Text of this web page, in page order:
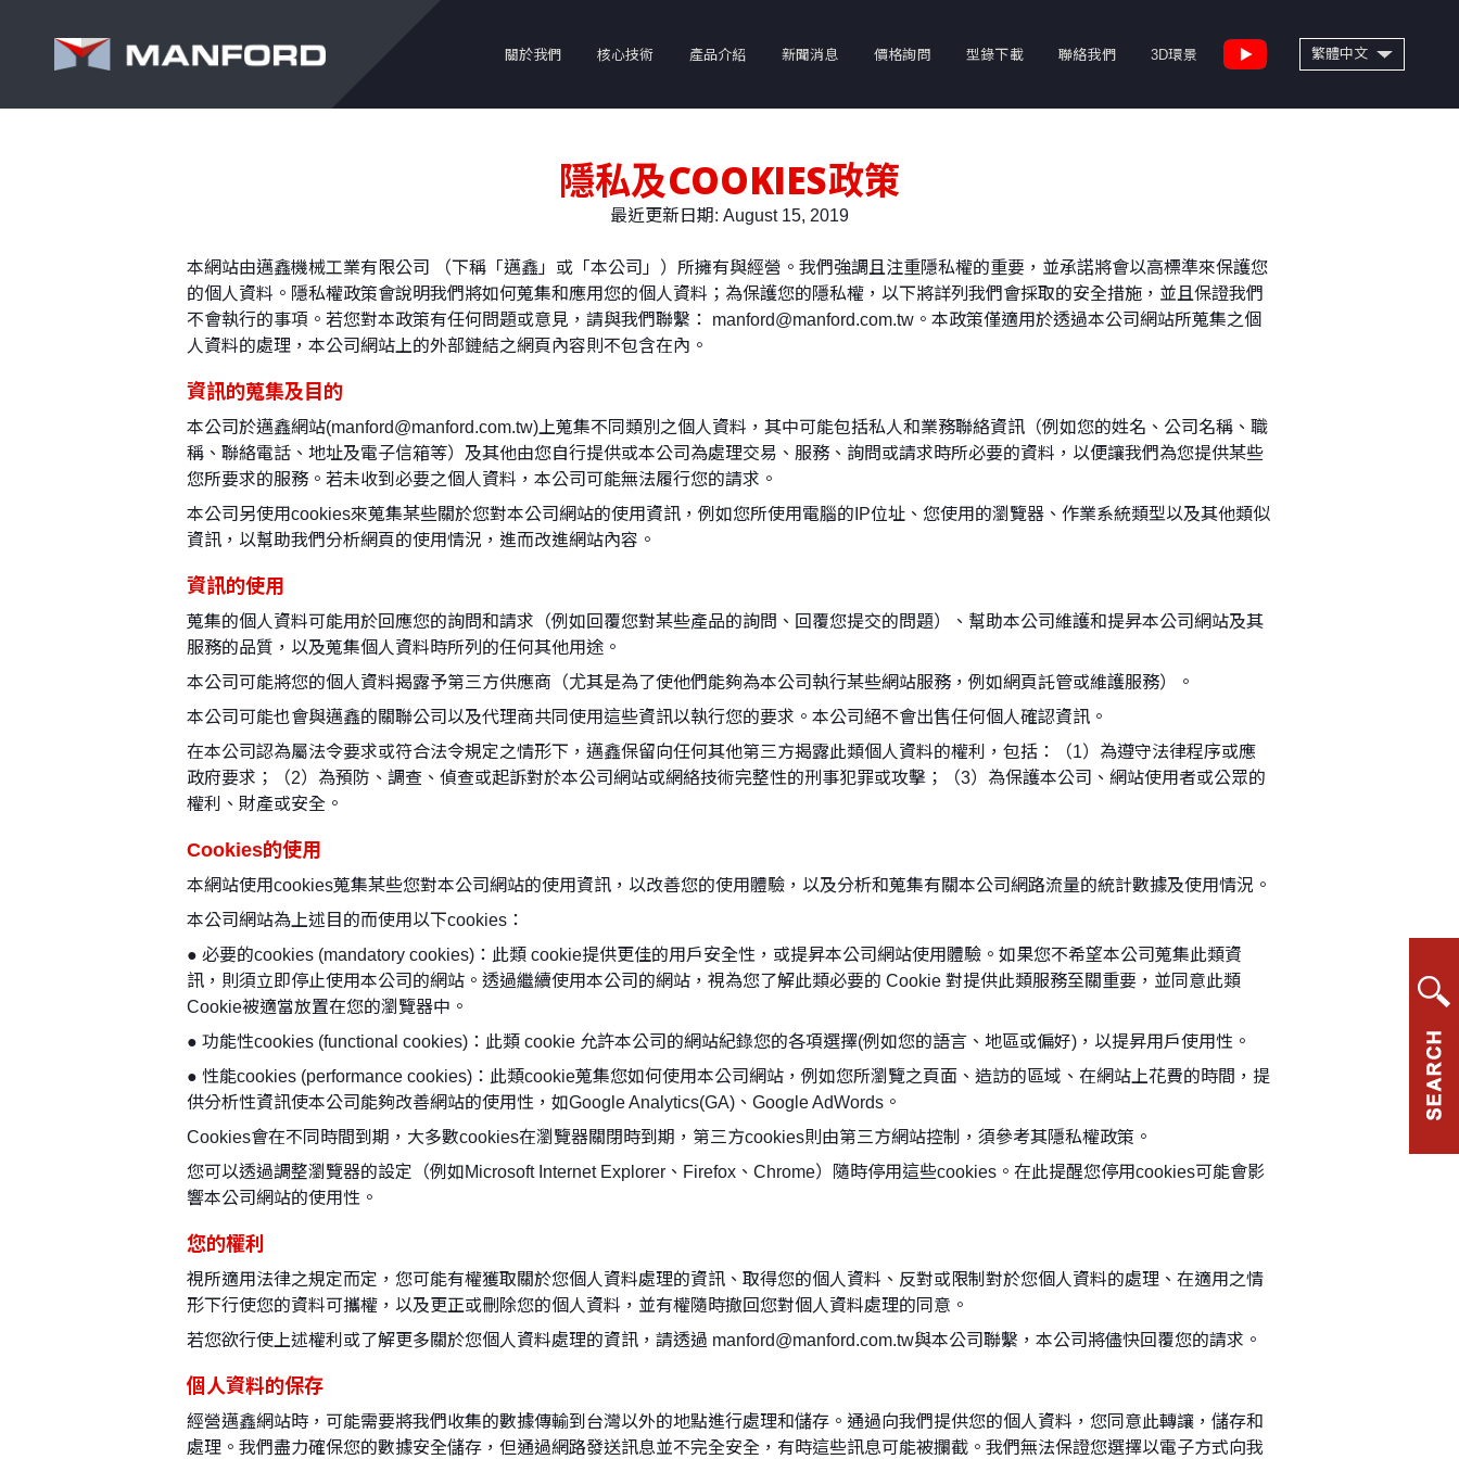
關於我們 核心技術 產品介紹
CNC 綜合加工中心機
新聞消息 價格詢問 型錄下載
龍門綜合加工中心機 臥式綜合加工機
聯絡我們 3D環景
繁體中文
隱私及COOKIES政策
最近更新日期: August 15, 2019
本網站由邁鑫機械工業有限公司 （下稱「邁鑫」或「本公司」）所擁有與經營。我們強調且注重隱私權的重要，並承諾將會以高標準來保護您
的個人資料。隱私權政策會說明我們將如何蒐集和應用您的個人資料；為保護您的隱私權，以下將詳列我們會採取的安全措施，並且保證我們
不會執行的事項。若您對本政策有任何問題或意見，請與我們聯繫： manford@manford.com.tw。本政策僅適用於透過本公司網站所蒐集之個
人資料的處理，本公司網站上的外部鏈結之網頁內容則不包含在內。
資訊的蒐集及目的
本公司於邁鑫網站(manford@manford.com.tw)上蒐集不同類別之個人資料，其中可能包括私人和業務聯絡資訊（例如您的姓名、公司名稱、職
稱、聯絡電話、地址及電子信箱等）及其他由您自行提供或本公司為處理交易、服務、詢問或請求時所必要的資料，以便讓我們為您提供某些
您所要求的服務。若未收到必要之個人資料，本公司可能無法履行您的請求。
本公司另使用cookies來蒐集某些關於您對本公司網站的使用資訊，例如您所使用電腦的IP位址、您使用的瀏覽器、作業系統類型以及其他類似
資訊，以幫助我們分析網頁的使用情況，進而改進網站內容。
資訊的使用
蒐集的個人資料可能用於回應您的詢問和請求（例如回覆您對某些產品的詢問、回覆您提交的問題）、幫助本公司維護和提昇本公司網站及其
服務的品質，以及蒐集個人資料時所列的任何其他用途。
本公司可能將您的個人資料揭露予第三方供應商（尤其是為了使他們能夠為本公司執行某些網站服務，例如網頁託管或維護服務）。
本公司可能也會與邁鑫的關聯公司以及代理商共同使用這些資訊以執行您的要求。本公司絕不會出售任何個人確認資訊。
在本公司認為屬法令要求或符合法令規定之情形下，邁鑫保留向任何其他第三方揭露此類個人資料的權利，包括：（1）為遵守法律程序或應
政府要求；（2）為預防、調查、偵查或起訴對於本公司網站或網絡技術完整性的刑事犯罪或攻擊；（3）為保護本公司、網站使用者或公眾的
權利、財產或安全。
Cookies的使用
本網站使用cookies蒐集某些您對本公司網站的使用資訊，以改善您的使用體驗，以及分析和蒐集有關本公司網路流量的統計數據及使用情況。
本公司網站為上述目的而使用以下cookies：
● 必要的cookies (mandatory cookies)：此類 cookie提供更佳的用戶安全性，或提昇本公司網站使用體驗。如果您不希望本公司蒐集此類資
訊，則須立即停止使用本公司的網站。透過繼續使用本公司的網站，視為您了解此類必要的 Cookie 對提供此類服務至關重要，並同意此類
Cookie被適當放置在您的瀏覽器中。
● 功能性cookies (functional cookies)：此類 cookie 允許本公司的網站紀錄您的各項選擇(例如您的語言、地區或偏好)，以提昇用戶使用性。
● 性能cookies (performance cookies)：此類cookie蒐集您如何使用本公司網站，例如您所瀏覽之頁面、造訪的區域、在網站上花費的時間，提
供分析性資訊使本公司能夠改善網站的使用性，如Google Analytics(GA)、Google AdWords。
Cookies會在不同時間到期，大多數cookies在瀏覽器關閉時到期，第三方cookies則由第三方網站控制，須參考其隱私權政策。
您可以透過調整瀏覽器的設定（例如Microsoft Internet Explorer、Firefox、Chrome）隨時停用這些cookies。在此提醒您停用cookies可能會影
響本公司網站的使用性。
您的權利
視所適用法律之規定而定，您可能有權獲取關於您個人資料處理的資訊、取得您的個人資料、反對或限制對於您個人資料的處理、在適用之情
形下行使您的資料可攜權，以及更正或刪除您的個人資料，並有權隨時撤回您對個人資料處理的同意。
若您欲行使上述權利或了解更多關於您個人資料處理的資訊，請透過 manford@manford.com.tw與本公司聯繫，本公司將儘快回覆您的請求。
個人資料的保存
經營邁鑫網站時，可能需要將我們收集的數據傳輸到台灣以外的地點進行處理和儲存。通過向我們提供您的個人資料，您同意此轉讓，儲存和
處理。我們盡力確保您的數據安全儲存，但通過網路發送訊息並不完全安全，有時這些訊息可能被攔截。我們無法保證您選擇以電子方式向我